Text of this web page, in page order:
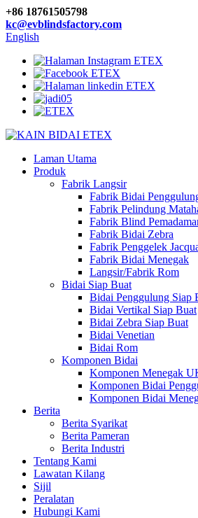
+86 18761505798
kc@evblindsfactory.com
English
Laman Utama
Produk
Fabrik Langsir
Fabrik Bidai
Fabrik Pelindung
Fabrik Blind
Fabrik Bidai Zebra
Fabrik Penggelek
Fabrik Bidai Menegak
Langsir/Fabrik Rom
Bidai Siap Buat
Bidai Penggulung Siap
Bidai Vertikal Siap Buat
Bidai Zebra Siap Buat
Bidai Venetian
Bidai Rom
Komponen Bidai
Komponen Menegak
Komponen Bidai
Komponen Bidai
Berita
Berita Syarikat
Berita Pameran
Berita Industri
Tentang Kami
Lawatan Kilang
Sijil
Peralatan
Hubungi Kami